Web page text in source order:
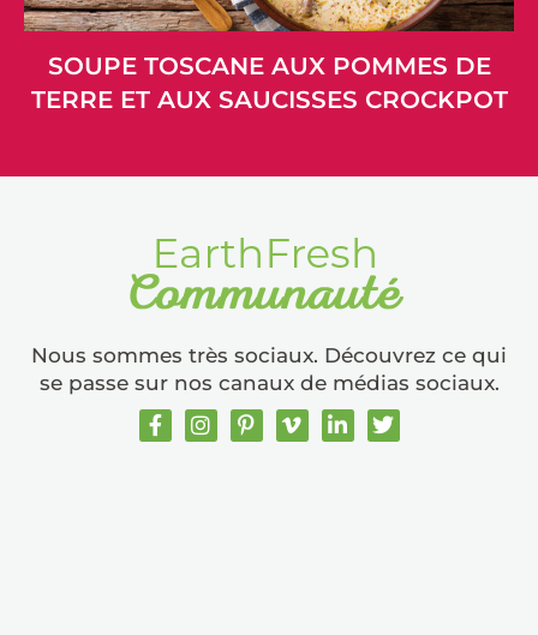
SOUPE TOSCANE AUX POMMES DE
TERRE ET AUX SAUCISSES CROCKPOT
Nous sommes très sociaux. Découvrez ce qui
se passe sur nos canaux de médias sociaux.